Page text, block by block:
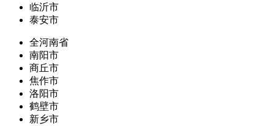
临沂市
泰安市
全河南省
南阳市
商丘市
焦作市
洛阳市
鹤壁市
新乡市